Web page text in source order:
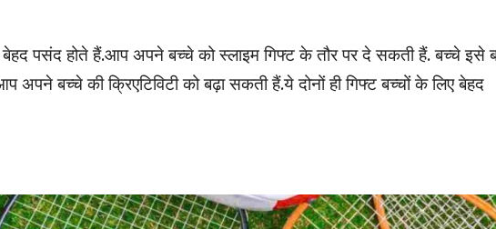
बेहद पसंद होते हैं.आप अपने बच्चे को स्लाइम गिफ्ट के तौर पर दे सकती हैं. बच्चे इसे
बच्चे की क्रिएटिविटी को बढ़ा सकती हैं.ये दोनों ही गिफ्ट बच्चों के लिए बेहद